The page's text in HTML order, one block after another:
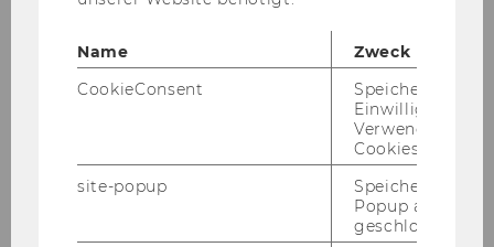
Ältere npoNewsletter
npoNewsletter 4/2023
Name
Zweck
CookieConsent
Speichert Ihre
Einwilligung zur
Verwendung von
Cookies.
site-popup
Speichert ob ein
Popup
geschlossen